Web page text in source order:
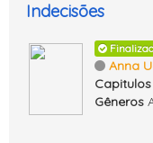
Indecisões
Anna
Capitulos
Gêneros